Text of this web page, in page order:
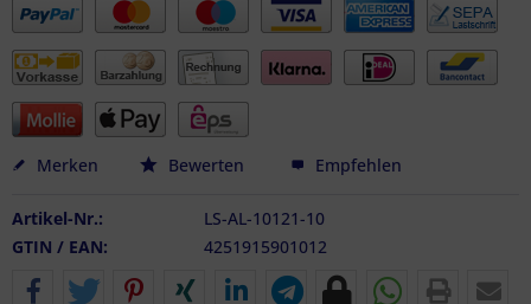
Merken Bewerten Empfehlen
Artikel-Nr.:
LS-AL-10121-10
GTIN / EAN:
4251915901012